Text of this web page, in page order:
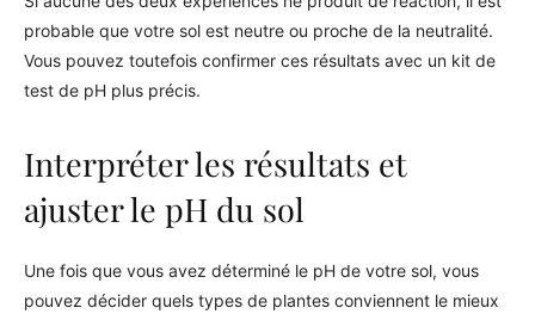
probable que votre sol est neutre ou proche de la neutralité.
Vous pouvez toutefois confirmer ces résultats avec un kit de
test de pH plus précis.
Interpréter les résultats et
ajuster le pH du sol
Une fois que vous avez déterminé le pH de votre sol, vous
pouvez décider quels types de plantes conviennent le mieux